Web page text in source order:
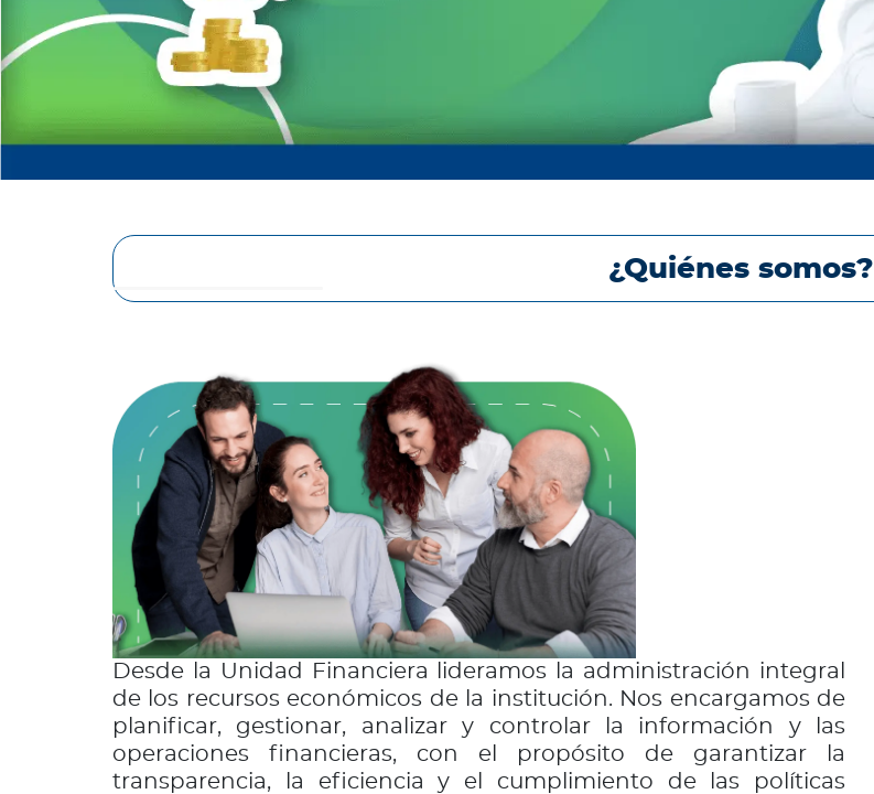
¿Quiénes somos?
Desde la Unidad Financiera lideramos la administración integral
de los recursos económicos de la institución. Nos encargamos de
planificar, gestionar, analizar y controlar la información y las
operaciones financieras, con el propósito de garantizar la
transparencia, la eficiencia y el cumplimiento de las políticas